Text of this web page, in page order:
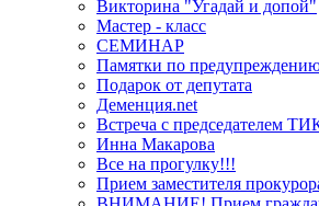
Викторина "Угадай и допой"
Мастер - класс
СЕМИНАР
Памятки по
Подарок от депутата
Деменция.net
Встреча с председателем
Инна Макарова
Все на прогулку!!!
Прием заместителя